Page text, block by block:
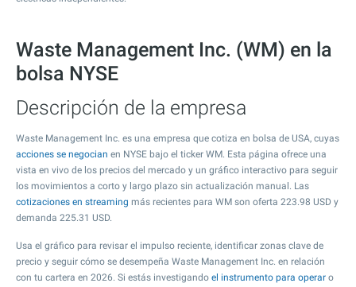
Waste Management Inc. (WM) en la
bolsa NYSE
Descripción de la empresa
Waste Management Inc. es una empresa que cotiza en bolsa de USA, cuyas
acciones se negocian en NYSE bajo el ticker WM. Esta página ofrece una
vista en vivo de los precios del mercado y un gráfico interactivo para seguir
los movimientos a corto y largo plazo sin actualización manual. Las
cotizaciones en streaming más recientes para WM son oferta 223.98 USD y
demanda 225.31 USD.
Usa el gráfico para revisar el impulso reciente, identificar zonas clave de
precio y seguir cómo se desempeña Waste Management Inc. en relación
con tu cartera en 2026. Si estás investigando el instrumento para operar o